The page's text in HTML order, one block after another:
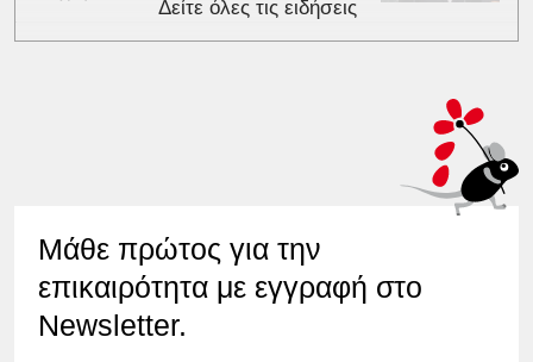
Δείτε όλες τις ειδήσεις
Μάθε πρώτος για την
επικαιρότητα με εγγραφή στο
Newsletter.